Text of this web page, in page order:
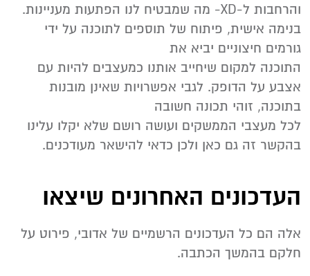
והרחבות ל-XD- מה שמבטיח לנו הפתעות מעניינות.
בנימה אישית, פיתוח של תוספים לתוכנה על ידי
גורמים חיצוניים יביא את
התוכנה למקום שיחייב אותנו כמעצבים להיות עם
אצבע על הדופק. לגבי אפשרויות שאינן מובנות
בתוכנה, זוהי תכונה חשובה
לכל מעצבי הממשקים ועושה רושם שלא יקלו עלינו
בהקשר זה גם כאן ולכן כדאי להישאר מעודכנים.
העדכונים האחרונים שיצאו
אלה הם כל העדכונים הרשמיים של אדובי, פירוט על
חלקם בהמשך הכתבה.